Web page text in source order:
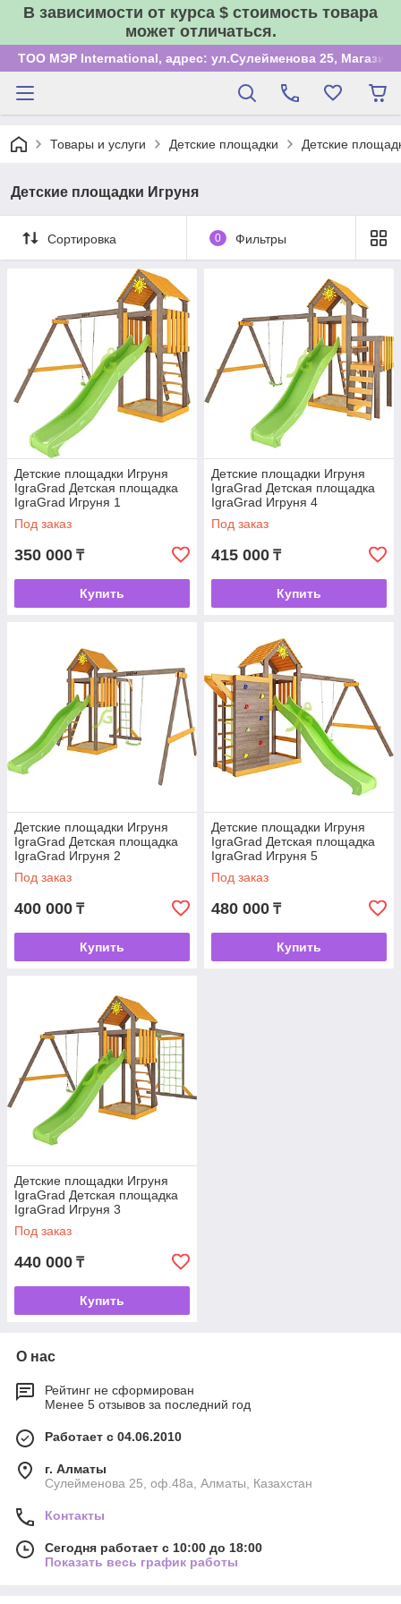
В зависимости от курса $ стоимость товара
может отличаться.
ТОО МЭР International, адрес: ул.Сулейменова 25, Магазин
Товары и услуги Детские площадки Детские
Детские площадки Игруня
Сортировка 0 Фильтры
Детские площадки Игруня
IgraGrad Детская площадка
IgraGrad Игруня 1
Под заказ
350 000 ₸
Купить
Детские площадки Игруня
IgraGrad Детская площадка
IgraGrad Игруня 4
Под заказ
415 000 ₸
Купить
Детские площадки Игруня
IgraGrad Детская площадка
IgraGrad Игруня 2
Под заказ
400 000 ₸
Купить
Детские площадки Игруня
IgraGrad Детская площадка
IgraGrad Игруня 5
Под заказ
480 000 ₸
Купить
Детские площадки Игруня
IgraGrad Детская площадка
IgraGrad Игруня 3
Под заказ
440 000 ₸
Купить
О нас
Рейтинг не сформирован
Менее 5 отзывов за последний год
Работает с 04.06.2010
г. Алматы
Сулейменова 25, оф.48а, Алматы, Казахстан
Контакты
Сегодня работает с 10:00 до 18:00
Показать весь график работы